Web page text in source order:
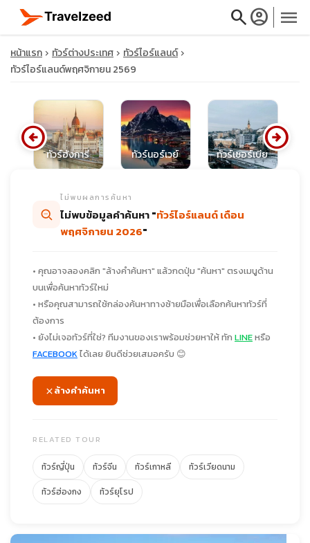
searchaccount_circle menu
close
travel_explore
search
หน้าแรก ทัวร์ต่างประเทศ
ทัวร์ไอร์แลนด์
ทัวร์ไอร์แลนด์พฤศจิกายน 2569
ทัวร์ฮังการี ทัวร์นอร์เวย์ ทัวร์เซอร์เบีย
arrow_circle_left arrow_circle_right
ไม่พบผลการค้นหา
ไม่พบข้อมูลคำค้นหา "ทัวร์ไอร์แลนด์ เดือน
พฤศจิกายน 2026"
• คุณอาจลองคลิก "ล้างคำค้นหา" แล้วกดปุ่ม "ค้นหา" ตรงเมนูด้าน
บนเพื่อค้นหาทัวร์ใหม่
• หรือคุณสามารถใช้กล่องค้นหาทางซ้ายมือเพื่อเลือกค้นหาทัวร์ที่
ต้องการ
• ยังไม่เจอทัวร์ที่ใช่? ทีมงานของเราพร้อมช่วยหาให้ ทัก LINEหรือ
FACEBOOKได้เลย ยินดีช่วยเสมอครับ 😊
ล้างคำค้นหา
RELATED TOUR
ทัวร์ญี่ปุ่น ทัวร์จีน ทัวร์เกาหลี
ทัวร์เวียดนาม
ทัวร์ฮ่องกง
ทัวร์ยุโรป